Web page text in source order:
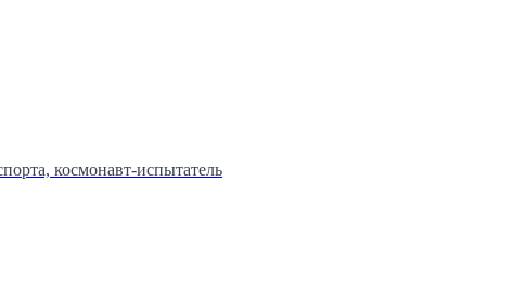
космонавт-испытатель